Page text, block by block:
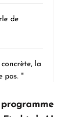
de
la
pas. "
et d'avenir